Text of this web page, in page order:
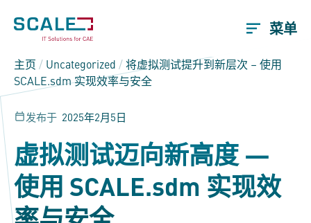
菜单
主页 / Uncategorized /将虚拟测试提升到新层次 – 使用
SCALE.sdm实现效率与安全
发布于 2025年2月5日
虚拟测试迈向新高度 —
使用SCALE.sdm 实现效